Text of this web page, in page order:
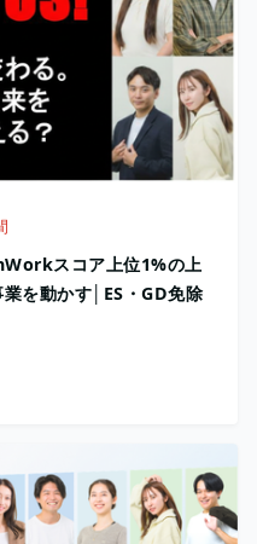
スコア上位1%の上
を動かす│ES・GD免除